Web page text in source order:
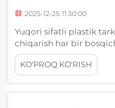
2025-12-25 11:30:00
Yuqori sifatli plastik
chiqarish har bir
talab qiladi va
muhim omillardan biri
moddalardan to'g'ri
KO'PROQ KO'RISH